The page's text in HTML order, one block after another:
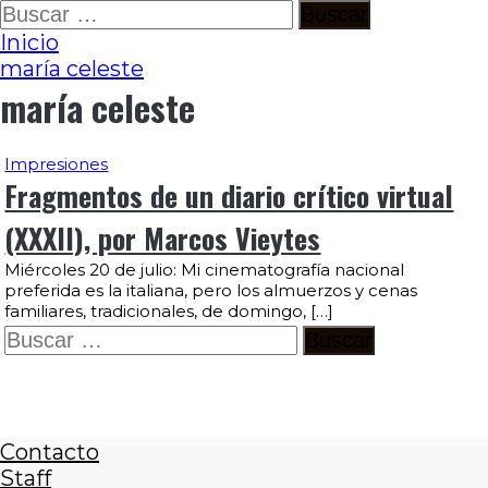
Ir
al
contenido
Buscar:
Inicio
maría celeste
maría celeste
Impresiones
Fragmentos de un diario crítico virtual
(XXXII), por Marcos Vieytes
Miércoles 20 de julio: Mi cinematografía nacional
preferida es la italiana, pero los almuerzos y cenas
familiares, tradicionales, de domingo, […]
Buscar:
Contacto
Staff